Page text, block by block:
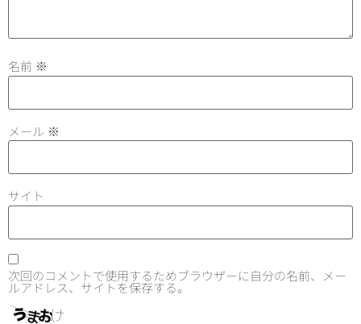
名前 ※
メール ※
サイト
次回のコメントで使用するためブラウザーに自分の名前、メー
ルアドレス、サイトを保存する。